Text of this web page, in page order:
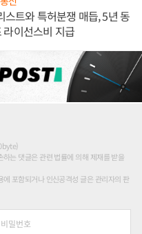
스트와 특허분쟁 매듭, 5년 동
라이선스비 지급
는 댓글은 관련 법률에 의해 제재를 받을
포함되거나 인신공격성 글은 관리자의 판